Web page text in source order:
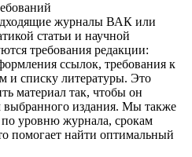
журналы ВАК или
статьи и научной
требования редакции:
ссылок, требования к
и списку литературы. Это
материал так, чтобы он
выбранного издания. Мы также
уровню журнала, срокам
помогает найти оптимальный